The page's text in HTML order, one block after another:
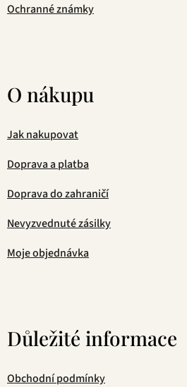
Ochranné známky
O nákupu
Jak nakupovat
Doprava a platba
Doprava do zahraničí
Nevyzvednuté zásilky
Moje objednávka
Důležité informace
Obchodní podmínky